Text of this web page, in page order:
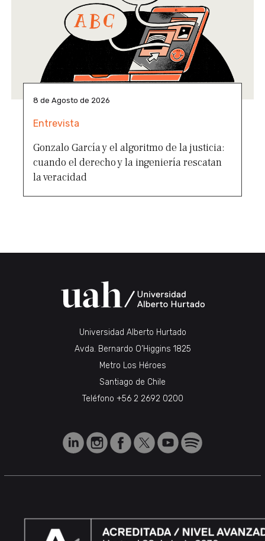
8 de Agosto de 2026
Entrevista
Gonzalo García y el algoritmo de la justicia:
cuando el derecho y la ingeniería rescatan
la veracidad
Universidad Alberto Hurtado
Avda. Bernardo O’Higgins 1825
Metro Los Héroes
Santiago de Chile
Teléfono +56 2 2692 0200